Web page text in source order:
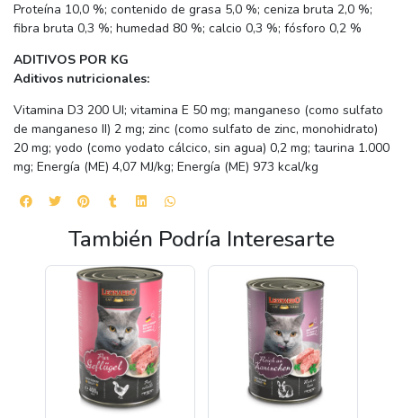
Proteína 10,0 %; contenido de grasa 5,0 %; ceniza bruta 2,0 %;
fibra bruta 0,3 %; humedad 80 %; calcio 0,3 %; fósforo 0,2 %
ADITIVOS POR KG
Aditivos nutricionales:
Vitamina D3 200 UI; vitamina E 50 mg; manganeso (como sulfato
de manganeso II) 2 mg; zinc (como sulfato de zinc, monohidrato)
20 mg; yodo (como yodato cálcico, sin agua) 0,2 mg; taurina 1.000
mg; Energía (ME) 4,07 MJ/kg; Energía (ME) 973 kcal/kg
También Podría Interesarte